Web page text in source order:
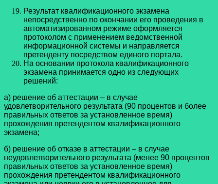
Результат квалификационного экзамена
непосредственно по окончании его проведения в
автоматизированном режиме оформляется
протоколом с применением ведомственной
информационной системы и направляется
претенденту посредством единого портала.
На основании протокола квалификационного
экзамена принимается одно из следующих
решений:
а) решение об аттестации – в случае
удовлетворительного результата (90 процентов и более
правильных ответов за установленное время)
прохождения претендентом квалификационного
экзамена;
б) решение об отказе в аттестации – в случае
неудовлетворительного результата (менее 90 процентов
правильных ответов за установленное время)
прохождения претендентом квалификационного